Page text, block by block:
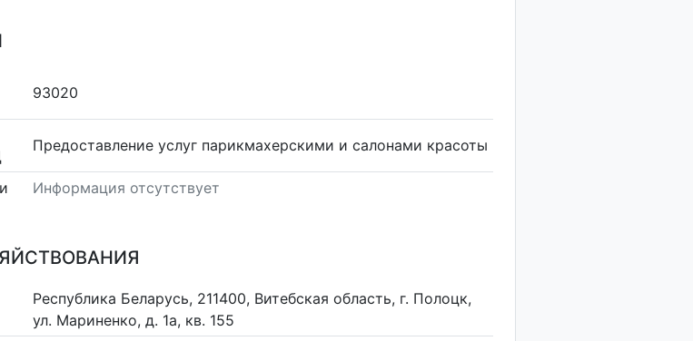
93020
Предоставление услуг парикмахерскими и салонами красоты
Информация отсутствует
Республика Беларусь, 211400, Витебская область, г. Полоцк,
ул. Мариненко, д. 1а, кв. 155